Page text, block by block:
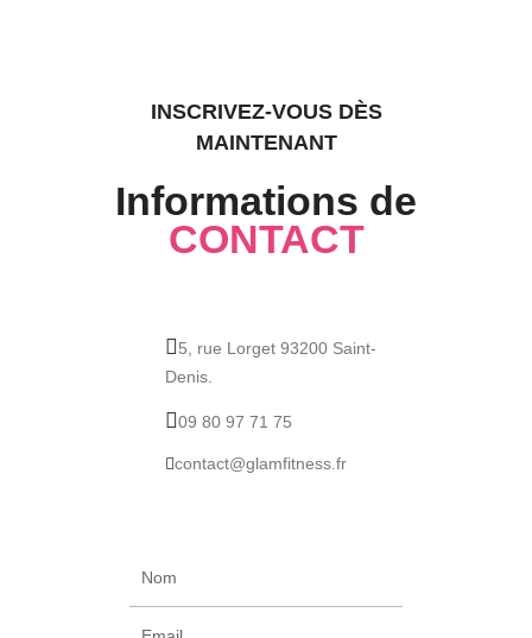
INSCRIVEZ-VOUS DÈS
MAINTENANT
Informations de
CONTACT
5, rue Lorget 93200 Saint-
Denis.
09 80 97 71 75
contact@glamfitness.fr